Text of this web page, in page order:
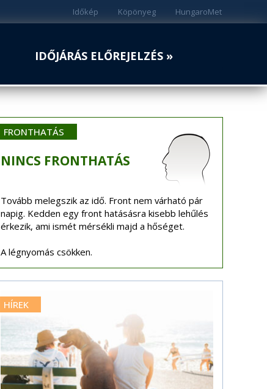
HungaroMet
Köpönyeg
Időkép
IDŐJÁRÁS ELŐREJELZÉS »
FRONTHATÁS
NINCS FRONTHATÁS
Tovább melegszik az idő. Front nem várható pár
napig. Kedden egy front hatásásra kisebb lehűlés
érkezik, ami ismét mérsékli majd a hőséget.
A légnyomás csökken.
HÍREK